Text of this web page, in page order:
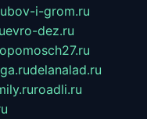
i-grom.ru
evro-dez.ru
delanalad.ru
roadli.ru